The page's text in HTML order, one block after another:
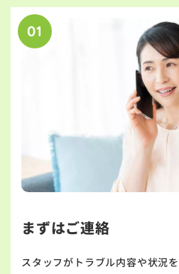
01
まずはご連絡
スタッフがトラブル内容や状況